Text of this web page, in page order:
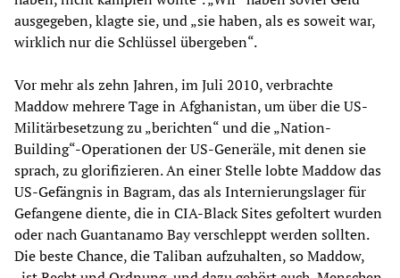
ausgegeben, klagte sie, und „sie haben, als es soweit war,
wirklich nur die Schlüssel übergeben“.
Vor mehr als zehn Jahren, im Juli 2010, verbrachte
Maddow mehrere Tage in Afghanistan, um über die US-
Militärbesetzung zu „berichten“ und die „Nation-
Building“-Operationen der US-Generäle, mit denen sie
sprach, zu glorifizieren. An einer Stelle lobte Maddow das
US-Gefängnis in Bagram, das als Internierungslager für
Gefangene diente, die in CIA-Black Sites gefoltert wurden
oder nach Guantanamo Bay verschleppt werden sollten.
Die beste Chance, die Taliban aufzuhalten, so Maddow,